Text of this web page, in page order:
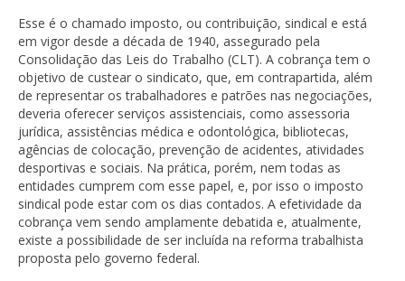
Esse é o chamado imposto, ou contribuição, sindical e está
em vigor desde a década de 1940, assegurado pela
Consolidação das Leis do Trabalho (CLT). A cobrança tem o
objetivo de custear o sindicato, que, em contrapartida, além
de representar os trabalhadores e patrões nas negociações,
deveria oferecer serviços assistenciais, como assessoria
jurídica, assistências médica e odontológica, bibliotecas,
agências de colocação, prevenção de acidentes, atividades
desportivas e sociais. Na prática, porém, nem todas as
entidades cumprem com esse papel, e, por isso o imposto
sindical pode estar com os dias contados. A efetividade da
cobrança vem sendo amplamente debatida e, atualmente,
existe a possibilidade de ser incluída na reforma trabalhista
proposta pelo governo federal.